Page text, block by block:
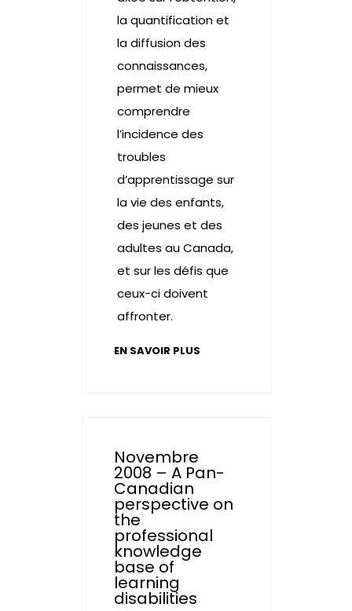
la quantification et
la diffusion des
connaissances,
permet de mieux
comprendre
l’incidence des
troubles
d’apprentissage sur
la vie des enfants,
des jeunes et des
adultes au Canada,
et sur les défis que
ceux-ci doivent
affronter.
EN SAVOIR PLUS
Novembre
2008 – A Pan-
Canadian
perspective on
the
professional
knowledge
base of
learning
disabilities